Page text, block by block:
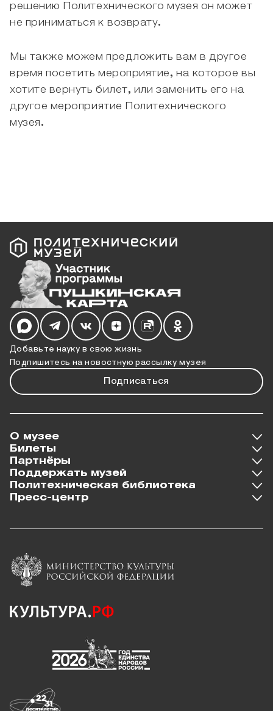
решению Политехнического музея он может
не приниматься к возврату.
Мы также можем предложить вам в другое
время посетить мероприятие, на которое вы
хотите вернуть билет, или заменить его на
другое мероприятие Политехнического
музея.
Добавьте науку в свою жизнь
Подпишитесь на новостную рассылку музея
Подписаться
Мы в социальных сетях
О музее
Билеты
Партнёры
Поддержать музей
Политехническая библиотека
Пресс-центр